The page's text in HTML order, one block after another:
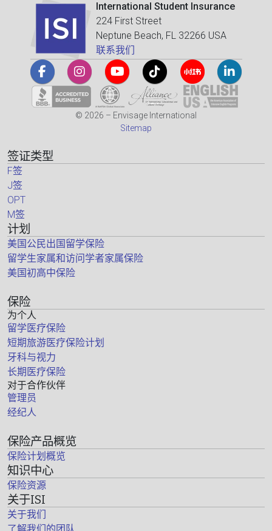
International Student Insurance
224 First Street
Neptune Beach, FL 32266 USA
联系我们
© 2026 – Envisage International
Sitemap
签证类型
F签
J签
OPT
M签
计划
美国公民出国留学保险
留学生家属和访问学者家属保险
美国初高中保险
保险
为个人
留学医疗保险
短期旅游医疗保险计划
牙科与视力
长期医疗保险
对于合作伙伴
管理员
经纪人
保险产品概览
保险计划概览
知识中心
保险资源
关于ISI
关于我们